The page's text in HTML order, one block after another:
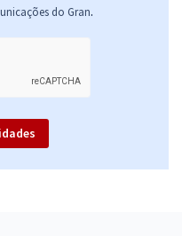
do Gran.